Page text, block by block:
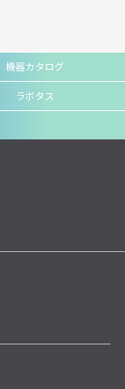
機器カタログ
ラボタス